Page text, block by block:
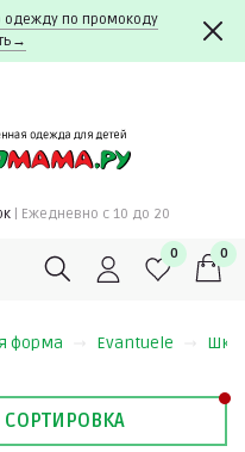
по промокоду
| Ежедневно c 10 до 20
0 0
форма Evantuele